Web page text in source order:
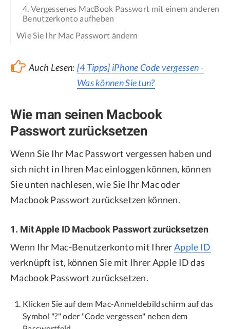
4. Vergessenes MacBook Passwort mit einem anderen
Benutzerkonto aufheben
Wie Sie Ihr Mac Passwort ändern
Auch Lesen: [4 Tipps] iPhone Code vergessen -
Was können Sie tun?
Wie man seinen Macbook
Passwort zurücksetzen
Wenn Sie Ihr Mac Passwort vergessen haben und
sich nicht in Ihren Mac einloggen können, können
Sie unten nachlesen, wie Sie Ihr Mac oder
Macbook Passwort zurücksetzen können.
1. Mit Apple ID Macbook Passwort zurücksetzen
Wenn Ihr Mac-Benutzerkonto mit IhrerApple ID
verknüpft ist, können Sie mit Ihrer Apple ID das
Macbook Passwort zurücksetzen.
Klicken Sie auf dem Mac-Anmeldebildschirm auf das
Symbol "?" oder "Code vergessen" neben dem